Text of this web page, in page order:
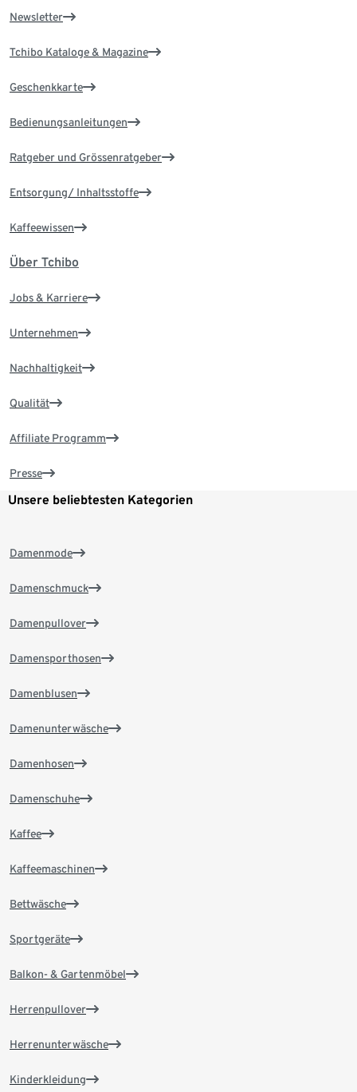
Newsletter
Tchibo Kataloge & Magazine
Geschenkkarte
Bedienungsanleitungen
Ratgeber und Grössenratgeber
Entsorgung/ Inhaltsstoffe
Kaffeewissen
Über Tchibo
Jobs & Karriere
Unternehmen
Nachhaltigkeit
Qualität
Affiliate Programm
Presse
Unsere beliebtesten Kategorien
Damenmode
Damenschmuck
Damenpullover
Damensporthosen
Damenblusen
Damenunterwäsche
Damenhosen
Damenschuhe
Kaffee
Kaffeemaschinen
Bettwäsche
Sportgeräte
Balkon- & Gartenmöbel
Herrenpullover
Herrenunterwäsche
Kinderkleidung